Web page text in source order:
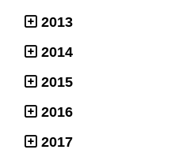
2013
2014
2015
2016
2017